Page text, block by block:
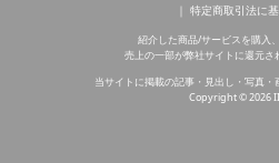
特定商取引法に
紹介した商品/サービスを購入
売上の一部が弊社サイトに還元さ
当サイトに掲載の記事・見出し・写真・
Copyright © 2026